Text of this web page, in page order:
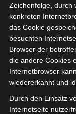
Zeichenfolge, durch
konkreten
das Cookie
besuchten
Browser der
die andere Cookies
Internetbrowser
wiedererkannt und
Durch den Einsatz
Internetseite